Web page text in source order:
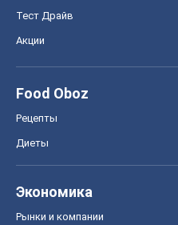
Тест Драйв
Акции
Food Oboz
Рецепты
Диеты
Экономика
Рынки и компании